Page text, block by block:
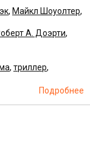
, Майкл Шоуолтер,
А. Доэрти,
, триллер,
Подробнее